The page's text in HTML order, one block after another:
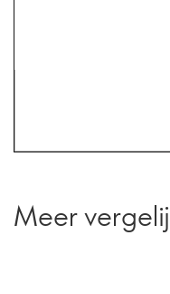
Meer